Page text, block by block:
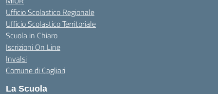
Ufficio Scolastico Regionale
Ufficio Scolastico Territoriale
Scuola in Chiaro
Iscrizioni On Line
Invalsi
Comune di Cagliari
La Scuola